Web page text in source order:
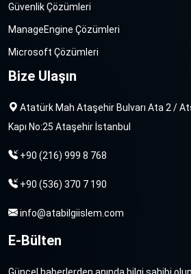
Güvenlik Çözümleri
ManageEngine Çözümleri
Microsoft Çözümleri
Bize Ulaşın
Atatürk Mah Ataşehir Bulvarı Ata 2 /
Kapı No:25 Ataşehir İstanbul
+90 (216) 999 8 768
+90 (536) 370 7 190
info@atabilgiislem.com
E-Bülten
Güncel haberlerden anında bilgi sahibi olun.